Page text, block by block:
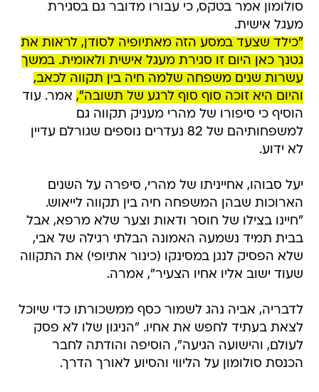
סולומון אמר בטקס, כי עבורו מדובר גם בסגירת
מעגל אישית.
"כילד שצעד במסע הזה מאתיופיה לסודן, לראות את
גטנך כאן היום זו סגירת מעגל אישית ולאומית. במשך
עשרות שנים משפחה שלמה חיה בין תקווה לכאב,
והיום היא זוכה סוף סוף לרגע של תשובה", אמר. עוד
הוסיף כי סיפורו של מהרי מעניק תקווה גם
למשפחותיהם של 82 נעדרים נוספים שגורלם עדיין
לא ידוע.
יעל סבוהו, אחייניתו של מהרי, סיפרה על השנים
הארוכות שבהן המשפחה חיה בין תקווה לייאוש.
"חיינו בצילו של חוסר ודאות וצער שלא מרפא, אבל
בבית תמיד נשמעה האמונה הבלתי רגילה של אבי,
שלא הפסיק לנגן במסינקו (כינור אתיופי) את התקווה
שעוד ישוב אליו אחיו הצעיר", אמרה.
לדבריה, אביה נהג לשמור כסף ממשכורתו כדי שיוכל
לצאת בעתיד לחפש את אחיו. "הניגון שלו לא פסק
לעולם, והישועה הגיעה", הוסיפה והודתה לחבר
הכנסת סולומון על הליווי והסיוע לאורך הדרך.